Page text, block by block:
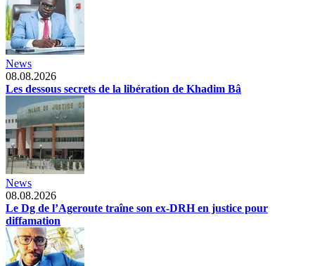
News
08.08.2026
Les dessous secrets de la libération de Khadim Bâ
News
08.08.2026
Le Dg de l’Ageroute traîne son ex-DRH en justice pour
diffamation